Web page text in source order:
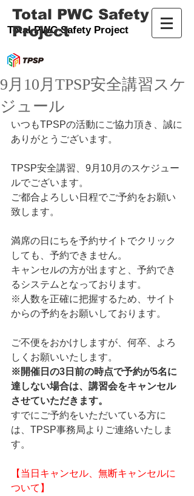
Total PWC Safety Project
Total PWC Safety
Project
9月10月TPSP安全講習スケ
ジュール
いつもTPSPの活動にご協力頂き、誠に
ありがとうございます。
TPSP安全講習、9月10月のスケジュー
ルでございます。
ご都合よろしい日程でご予約をお願い
致します。
満席の日にちを予約サイトでクリック
しても、予約できません。
キャンセルの方が出ますと、予約でき
るシステムとなっております。
※人数を正確に把握するため、サイト
からの予約をお願いしております。
ご不便をおかけしますが、何卒、よろ
しくお願いいたします。
※開催日の3日前の時点で予約が5名に
達しない場合は、講習会をキャンセル
させていただきます。
すでにご予約をいただいている方に
は、TPSP事務局よりご連絡いたしま
す。
【当日キャンセル、無断キャンセルに
ついて】